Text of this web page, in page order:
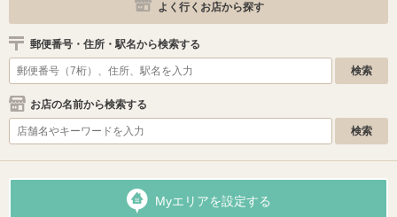
よく行くお店から探す
郵便番号・住所・駅名から検索する
お店の名前から検索する
Myエリアを設定する